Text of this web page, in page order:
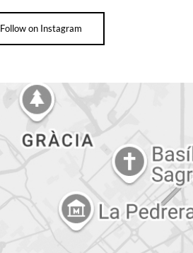
Follow on Instagram